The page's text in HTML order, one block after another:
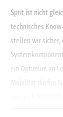
Sprit ist nicht
technisches
stellen wir
ein Optimum an
Mobilität dürfen
gegenüber